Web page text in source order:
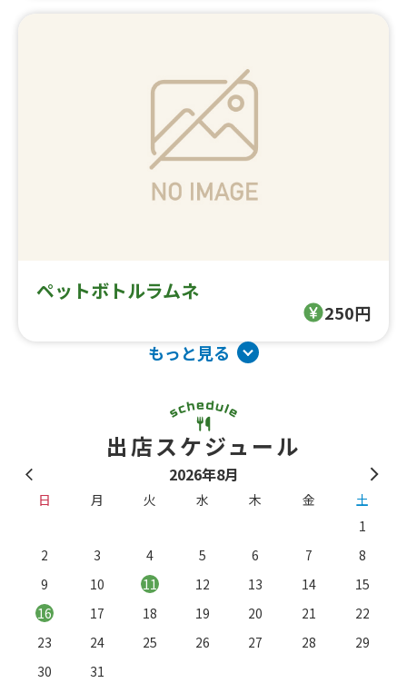
ペットボトルラムネ
250円
もっと見る
出店スケジュール
2026年8月
日 月 火 水 木 金
土
1
2
3 4 5 6 7
8
9
10 11 12 13 14
15
16
17 18 19 20 21
22
23
24 25 26 27 28
29
30
31